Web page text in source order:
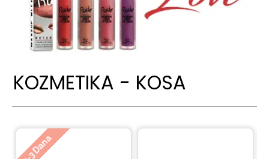
KOZMETIKA - KOSA
2-3 Dana